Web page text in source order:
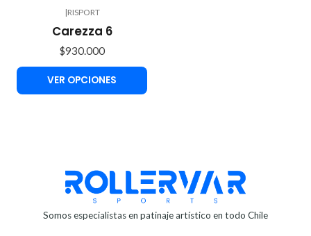
|RISPORT
Carezza 6
$930.000
VER OPCIONES
Somos especialistas en patinaje artístico en todo Chile